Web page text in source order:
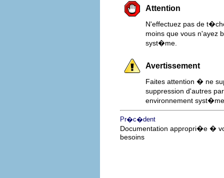
Attention
N'effectuez pas de
moins que vous n'ayez
syst�me.
Avertissement
Faites attention � ne
suppression d'autres
environnement
Pr�c�dent
Documentation appropri�e �
besoins